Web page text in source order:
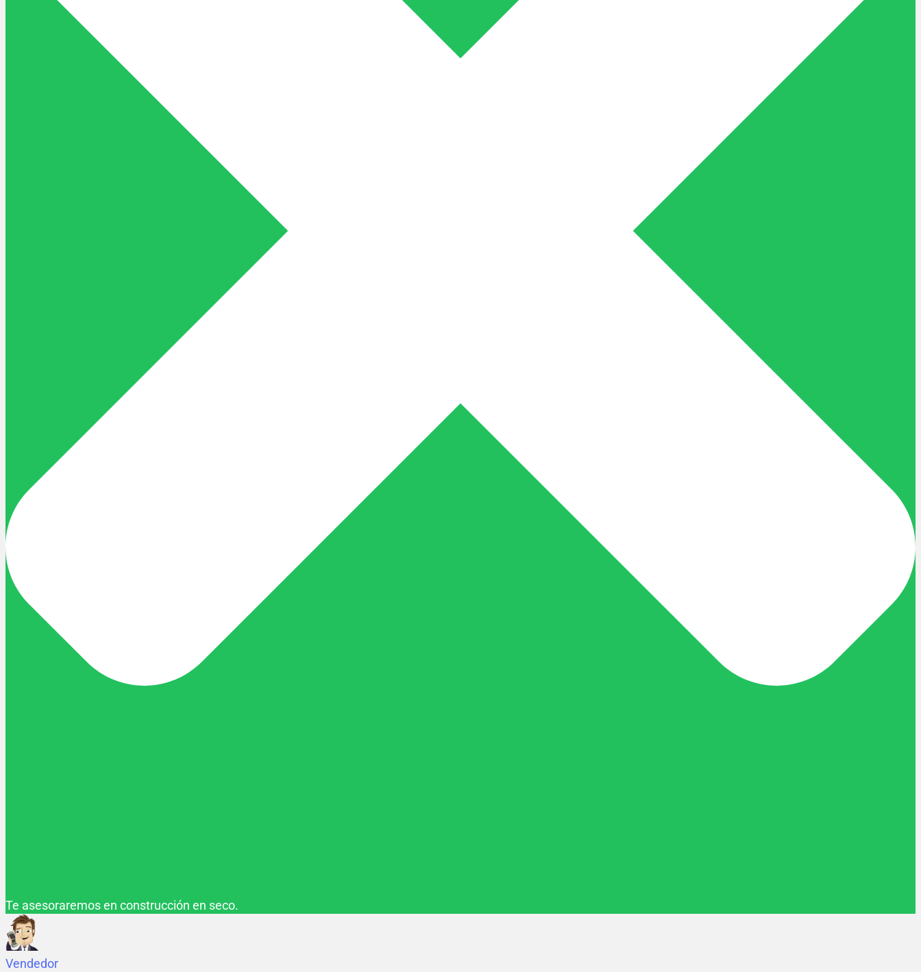
Te asesoraremos en construcción en seco.
Vendedor